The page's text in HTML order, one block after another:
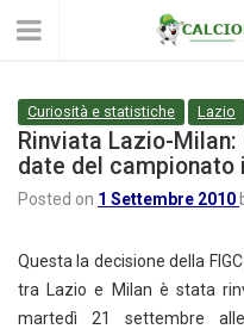
Curiosità e statistiche Lazio
Rinviata Lazio-Milan:
date del campionato
Posted on 1 Settembre 2010
Questa la decisione della
tra Lazio e Milan è stata
martedì 21 settembre